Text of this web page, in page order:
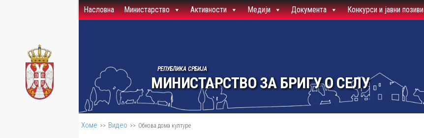
Насловна Министарство Активности Медији Документа Конкурси и јавни позиви
МИНИСТАРСТВО ЗА БРИГУ О СЕЛУ
РЕПУБЛИКА СРБИЈА
Хоме >> Видео >> Обнова дома културе